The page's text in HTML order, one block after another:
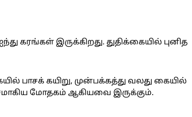
கரங்கள் இருக்கிறது. துதிக்கையில் புனித
பாசக் கயிறு, முன்பக்கத்து வலது கையில்
மோதகம் ஆகியவை இருக்கும்.